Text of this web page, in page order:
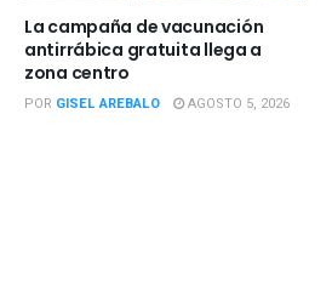
La campaña de vacunación
antirrábica gratuita llega a
zona centro
POR GISEL AREBALO AGOSTO 5, 2026